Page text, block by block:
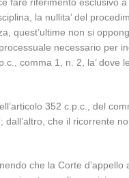
la nullita’ del
quest’ultime non si
necessario per
comma 1, n. 2, la’ dove
352 c.p.c., del
dall’altro, che il ricorrente
che la Corte